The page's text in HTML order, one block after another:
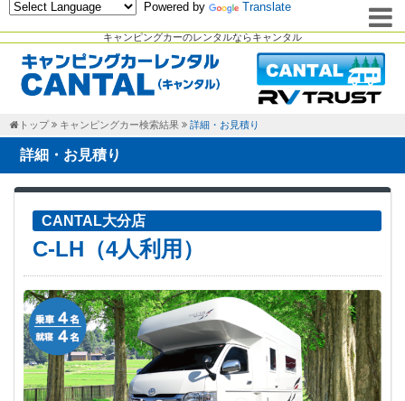
キャンピングカーのレンタルならキャンタル
Powered by Translate
トップ キャンピングカー検索結果 詳細・お見積り
詳細・お見積り
CANTAL大分店
C-LH（4人利用）